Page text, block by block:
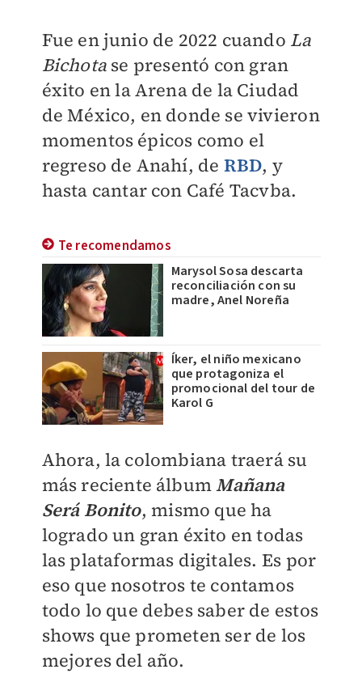
Fue en junio de 2022 cuando La
Bichotase presentó con gran
éxito en la Arena de la Ciudad
de México, en donde se vivieron
momentos épicos como el
regreso de Anahí, de RBD, y
hasta cantar con Café Tacvba.
Te recomendamos
Marysol Sosa descarta
reconciliación con su
madre, Anel Noreña
Íker, el niño mexicano
que protagoniza el
promocional del tour de
Karol G
Ahora, la colombiana traerá su
más reciente álbumMañana
Será Bonito, mismo que ha
logrado un gran éxito en todas
las plataformas digitales. Es por
eso que nosotros te contamos
todo lo que debes saber de estos
shows que prometen ser de los
mejores del año.